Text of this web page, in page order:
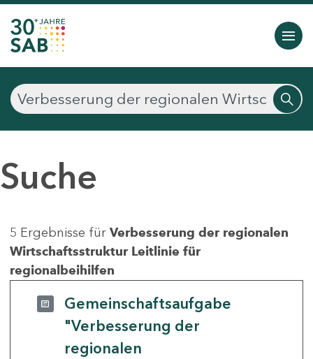
Suche
5 Ergebnisse für Verbesserung der regionalen
Wirtschaftsstruktur Leitlinie für
regionalbeihilfen
Gemeinschaftsaufgabe
"Verbesserung der
regionalen